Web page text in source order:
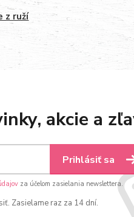
z ruží
akcie a
Prihlásiť sa
za účelom zasielania newslettera.
Zasielame raz za 14 dní.